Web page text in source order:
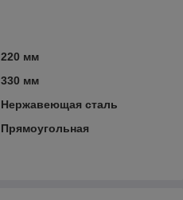
220 мм
330 мм
Нержавеющая сталь
Прямоугольная